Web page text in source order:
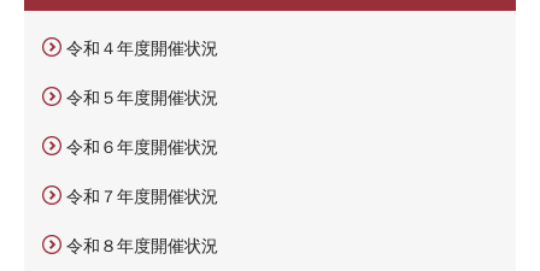
令和４年度開催状況
令和５年度開催状況
令和６年度開催状況
令和７年度開催状況
令和８年度開催状況